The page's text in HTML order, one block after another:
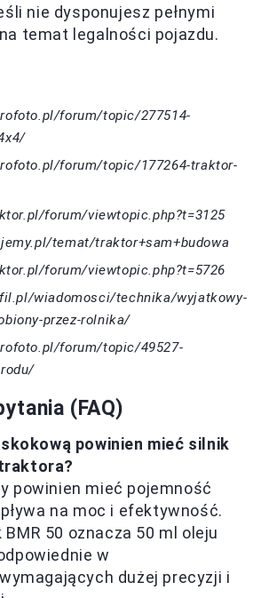
nie dysponujesz pełnymi
temat legalności pojazdu.
forum/topic/277514-
forum/topic/177264-traktor-
forum/viewtopic.php?t=3125
temat/traktor+sam+budowa
forum/viewtopic.php?t=5726
wiadomosci/technika/wyjatkowy-
przez-rolnika/
forum/topic/49527-
(FAQ)
powinien mieć silnik
powinien mieć pojemność
na moc i efektywność.
BMR 50 oznacza 50 ml oleju
w
dużej precyzji i